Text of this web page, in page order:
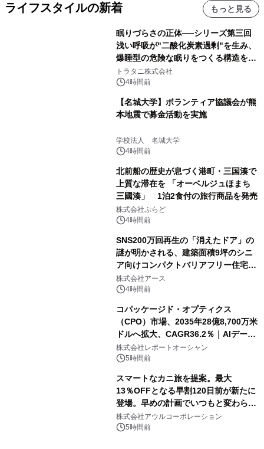
ライフスタイルの新着 もっと見る
眠りづらさの正体──シリーズ第三回
浅い呼吸が"二酸化炭素過剰"を生み、
爆睡型の危険な眠りをつくる構造を解
説
トラタニ株式会社
4時間前
【名城大学】ボランティア協議会が熊
本地震で募金活動を実施
学校法人 名城大学
4時間前
北前船の歴史が息づく港町・三国湊で
上質な滞在を 「オーベルジュほまち
三國湊」 1泊2食付の旅行商品を発売
株式会社ぷらど
4時間前
SNS200万回再生の「消えたドア」の
謎が明かされる、建築面積9坪のシニ
ア向けコンパクトバリアフリー住宅が
誕生
株式会社アース
4時間前
コパッケージド・オプティクス
（CPO）市場、2035年28億8,700万米
ドルへ拡大、CAGR36.2％｜AIデータ
センター・高速光通信需要が成長を加
速
株式会社レポートオーシャン
5時間前
スマートなカニ旅を提案。最大
13％OFFとなる早割120日前が新たに
登場。早めの計画でいつもと変わらぬ
大人の冬旅を。ー夕日ヶ浦温泉「佳松
苑 別邸ふうか」ー
株式会社アウルコーポレーション
5時間前